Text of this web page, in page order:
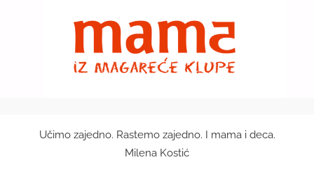
Mama
Učimo zajedno. Rastemo zajedno. I mama i deca.
Milena Kostić